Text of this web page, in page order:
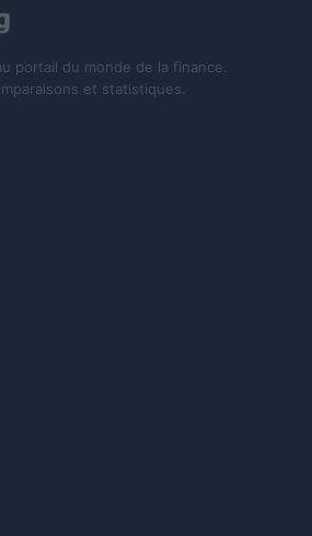
portail du monde de la finance.
et statistiques.